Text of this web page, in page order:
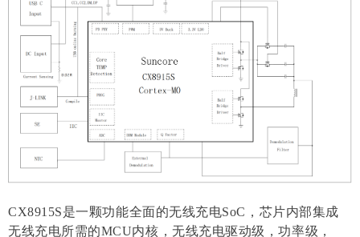
CX8915S是一颗功能全面的无线充电SoC，芯片内部集成
无线充电所需的MCU内核，无线充电驱动级，功率级，